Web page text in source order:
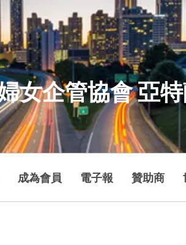
女企管協會 亞
成為會員 電子報 贊助商